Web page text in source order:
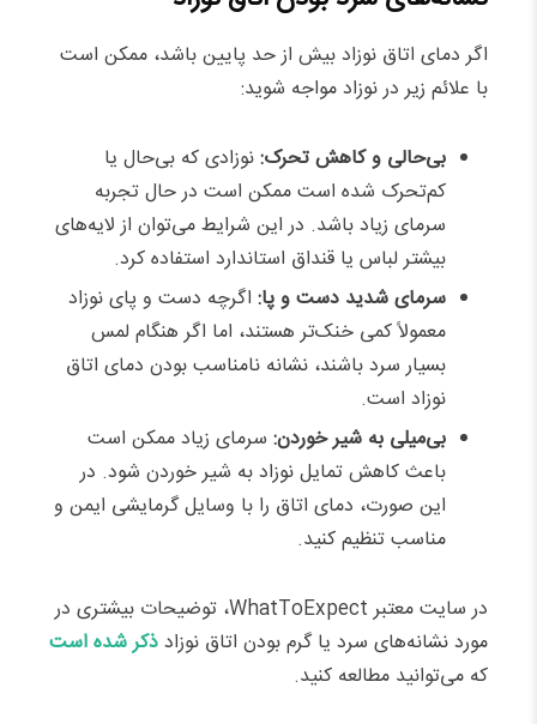
اگر دمای اتاق نوزاد بیش از حد پایین باشد، ممکن است
با علائم زیر در نوزاد مواجه شوید:
بی‌حالی و کاهش تحرک:نوزادی که بی‌حال یا
کم‌تحرک شده است ممکن است در حال تجربه
سرمای زیاد باشد. در این شرایط می‌توان از لایه‌های
بیشتر لباس یا قنداق استاندارد استفاده کرد.
سرمای شدید دست و پا:اگرچه دست و پای نوزاد
معمولاً کمی خنک‌تر هستند، اما اگر هنگام لمس
بسیار سرد باشند، نشانه نامناسب بودن دمای اتاق
نوزاد است.
بی‌میلی به شیر خوردن:سرمای زیاد ممکن است
باعث کاهش تمایل نوزاد به شیر خوردن شود. در
این صورت، دمای اتاق را با وسایل گرمایشی ایمن و
مناسب تنظیم کنید.
در سایت معتبر WhatToExpect، توضیحات بیشتری در
مورد نشانه‌های سرد یا گرم بودن اتاق نوزادذکر شده است
که می‌توانید مطالعه کنید.